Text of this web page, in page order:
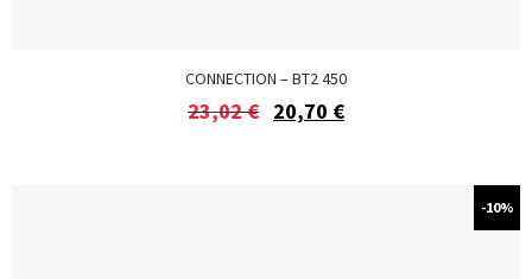
CONNECTION – BT2 450
23,02€ 20,70 €
-10%